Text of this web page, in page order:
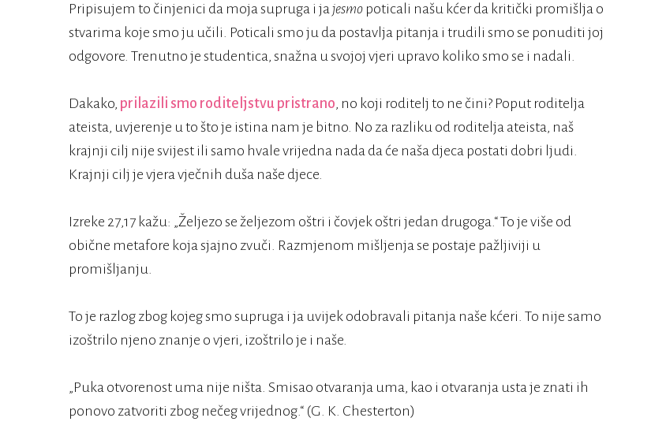
Pripisujem to činjenici da moja supruga i jajesmo poticali našu kćer da kritički promišlja o
stvarima koje smo ju učili. Poticali smo ju da postavlja pitanja i trudili smo se ponuditi joj
odgovore. Trenutno je studentica, snažna u svojoj vjeri upravo koliko smo se i nadali.
Dakako, prilazili smo roditeljstvu pristrano, no koji roditelj to ne čini? Poput roditelja
ateista, uvjerenje u to što je istina nam je bitno. No za razliku od roditelja ateista, naš
krajnji cilj nije svijest ili samo hvale vrijedna nada da će naša djeca postati dobri ljudi.
Krajnji cilj je vjera vječnih duša naše djece.
Izreke 27,17 kažu: „Željezo se željezom oštri i čovjek oštri jedan drugoga.“ To je više od
obične metafore koja sjajno zvuči. Razmjenom mišljenja se postaje pažljiviji u
promišljanju.
To je razlog zbog kojeg smo supruga i ja uvijek odobravali pitanja naše kćeri. To nije samo
izoštrilo njeno znanje o vjeri, izoštrilo je i naše.
„Puka otvorenost uma nije ništa. Smisao otvaranja uma, kao i otvaranja usta je znati ih
ponovo zatvoriti zbog nečeg vrijednog.“ (G. K. Chesterton)